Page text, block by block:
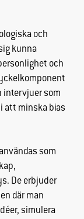
och
kunna
och
intervjuer som
att minska bias
som
De erbjuder
där man
simulera
Upplevelse
För att vår
hemsida ska
prestera så
bra som
Om du nekar
de här
cookies
kommer viss
funktionalitet